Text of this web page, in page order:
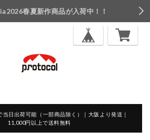
春夏新作商品が入荷中！！
当日出荷可能（一部商品除く）｜大阪より発送｜
11,000円以上で送料無料